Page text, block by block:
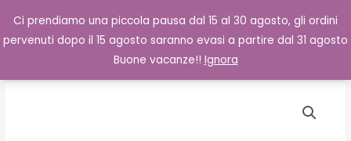
Ci prendiamo una piccola pausa dal 15 al 30 agosto, gli ordini
pervenuti dopo il 15 agosto saranno evasi a partire dal 31 agosto
Buone vacanze!! Ignora
contenuto
0,00€ Cerca